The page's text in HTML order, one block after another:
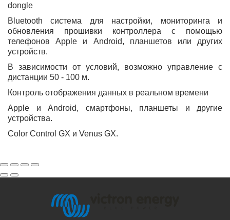
dongle
Bluetooth система для настройки, мониторинга и
обновления прошивки контроллера с помощью
телефонов Apple и Android, планшетов или других
устройств.
В зависимости от условий, возможно управление с
дистанции 50 - 100 м.
Контроль отображения данных в реальном времени
Apple и Android, смартфоны, планшеты и другие
устройства.
Color Control GX и Venus GX.